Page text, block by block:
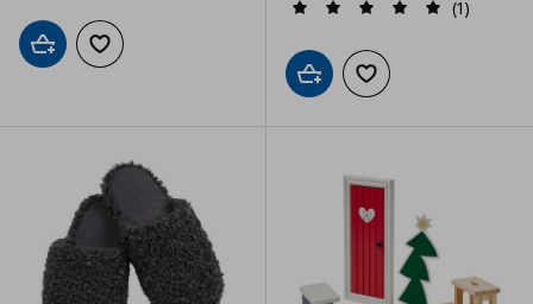
Προσθήκη στο καλάθι
Προσθήκη στα αγαπημένα
(1)
Προσθήκη στο καλάθι
Προσθήκη στα